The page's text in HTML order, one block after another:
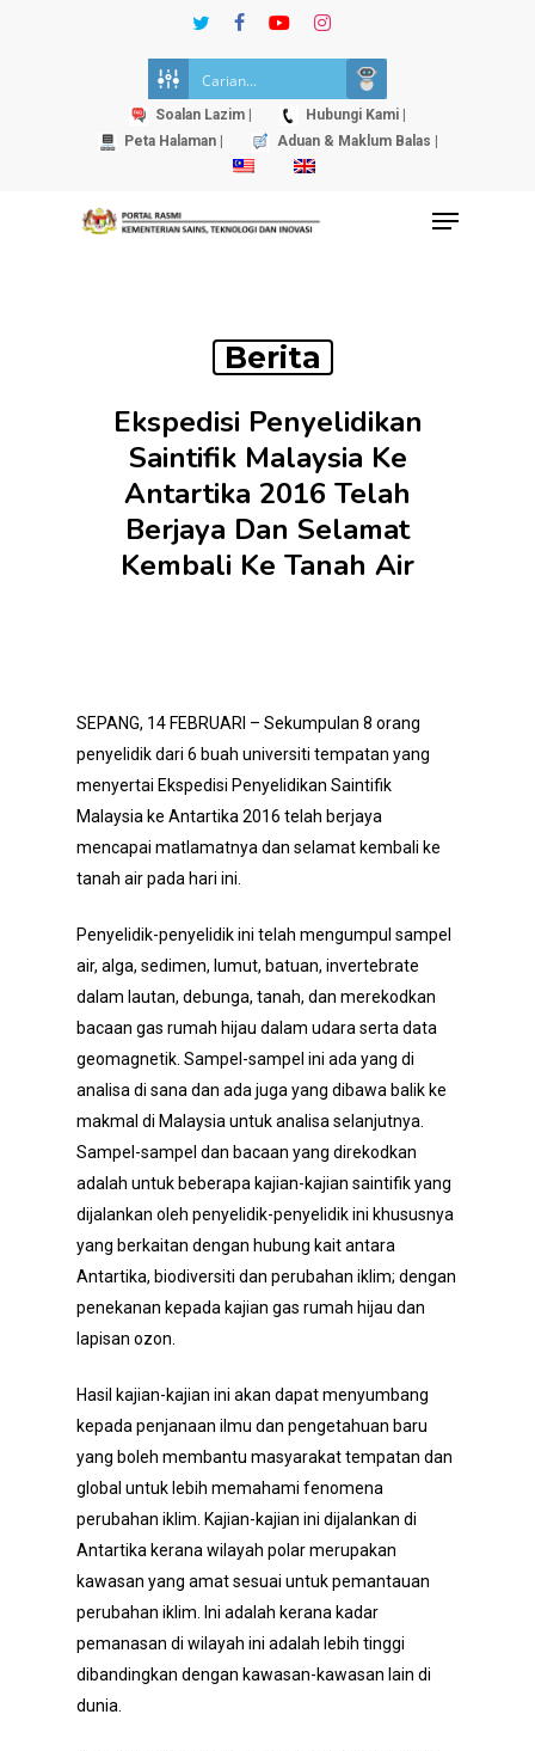
twitterfacebookyoutubeinstagram
Soalan Lazim |
Hubungi Kami |
Peta Halaman |
Aduan & Maklum Balas |
Menu
Berita
Ekspedisi Penyelidikan
Saintifik Malaysia Ke
Antartika 2016 Telah
Berjaya Dan Selamat
Kembali Ke Tanah Air
SEPANG, 14 FEBRUARI – Sekumpulan 8 orang
penyelidik dari 6 buah universiti tempatan yang
menyertai Ekspedisi Penyelidikan Saintifik
Malaysia ke Antartika 2016 telah berjaya
mencapai matlamatnya dan selamat kembali ke
tanah air pada hari ini.
Penyelidik-penyelidik ini telah mengumpul sampel
air, alga, sedimen, lumut, batuan, invertebrate
dalam lautan, debunga, tanah, dan merekodkan
bacaan gas rumah hijau dalam udara serta data
geomagnetik. Sampel-sampel ini ada yang di
analisa di sana dan ada juga yang dibawa balik ke
makmal di Malaysia untuk analisa selanjutnya.
Sampel-sampel dan bacaan yang direkodkan
adalah untuk beberapa kajian-kajian saintifik yang
dijalankan oleh penyelidik-penyelidik ini khususnya
yang berkaitan dengan hubung kait antara
Antartika, biodiversiti dan perubahan iklim; dengan
penekanan kepada kajian gas rumah hijau dan
lapisan ozon.
Hasil kajian-kajian ini akan dapat menyumbang
kepada penjanaan ilmu dan pengetahuan baru
yang boleh membantu masyarakat tempatan dan
global untuk lebih memahami fenomena
perubahan iklim. Kajian-kajian ini dijalankan di
Antartika kerana wilayah polar merupakan
kawasan yang amat sesuai untuk pemantauan
perubahan iklim. Ini adalah kerana kadar
pemanasan di wilayah ini adalah lebih tinggi
dibandingkan dengan kawasan-kawasan lain di
dunia.